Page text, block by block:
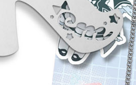
黑貓宅配-貨到付
每筆NT$150
✈️ 海外配送